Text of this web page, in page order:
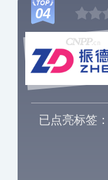
04
已点亮标签：